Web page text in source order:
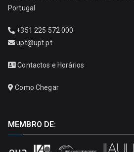
Portugal
+351 225 572 000
upt@upt.pt
Contactos e Horários
Como Chegar
MEMBRO DE: